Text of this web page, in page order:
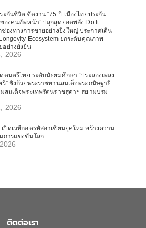
ะกันชีวิต จัดงาน “75 ปี เมืองไทยประกัน
องคนทัพหน้า” ปลุกสุดยอดพลัง Do It
ช่องทางการขายอย่างยิ่งใหญ่ ประกาศเดิน
Ecosystem ยกระดับคุณภาพ
ย่างยั่งยืน
2026
ดนตรีไทย ระดับมัธยมศึกษา “ประลองเพลง
รี” ชิงถ้วยพระราชทานสมเด็จพระกนิษฐาธิ
มสมเด็จพระเทพรัตนราชสุดาฯ สยามบรม
2026
เปิดเวทีถอดรหัสอาเซียนยุคใหม่ สร้างความ
การแข่งขันโลก
ติดต่อเรา